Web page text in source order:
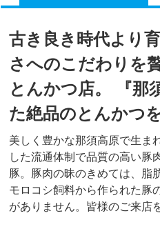
古き良き時代より
さへのこだわりを
とんかつ店。 『那
た絶品のとんかつ
美しく豊かな那須高原で生ま
した流通体制で品質の高い豚
豚。豚肉の昧のきめては、脂
モロコシ飼料から作られた豚
がありません。皆様のご来店